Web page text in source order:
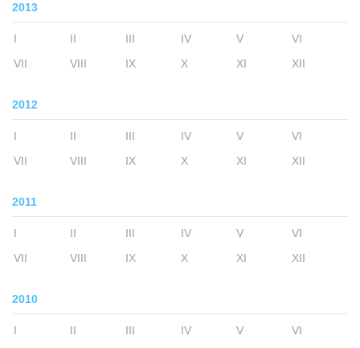
2013
I II III IV V
VI
VII
VIII IX X XI XII
2012
I II III IV V
VI
VII
VIII IX X XI XII
2011
I II III IV V
VI
VII
VIII IX X XI XII
2010
I II III IV V
VI